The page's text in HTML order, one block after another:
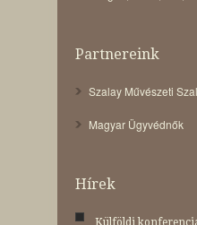
Partnereink
Szalay Művészeti
Magyar Ügyvédnők
Hírek
Külföldi